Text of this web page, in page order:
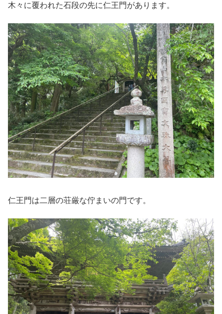
木々に覆われた石段の先に仁王門があります。
仁王門は二層の荘厳な佇まいの門です。